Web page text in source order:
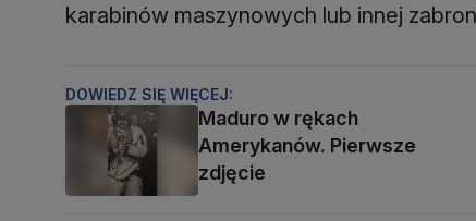
karabinów maszynowych lub innej
DOWIEDZ SIĘ WIĘCEJ:
Maduro w rękach
Amerykanów. Pierwsze
zdjęcie